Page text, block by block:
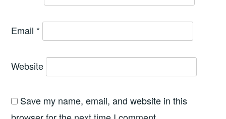
Email *
Website
Save my name, email, and website in this